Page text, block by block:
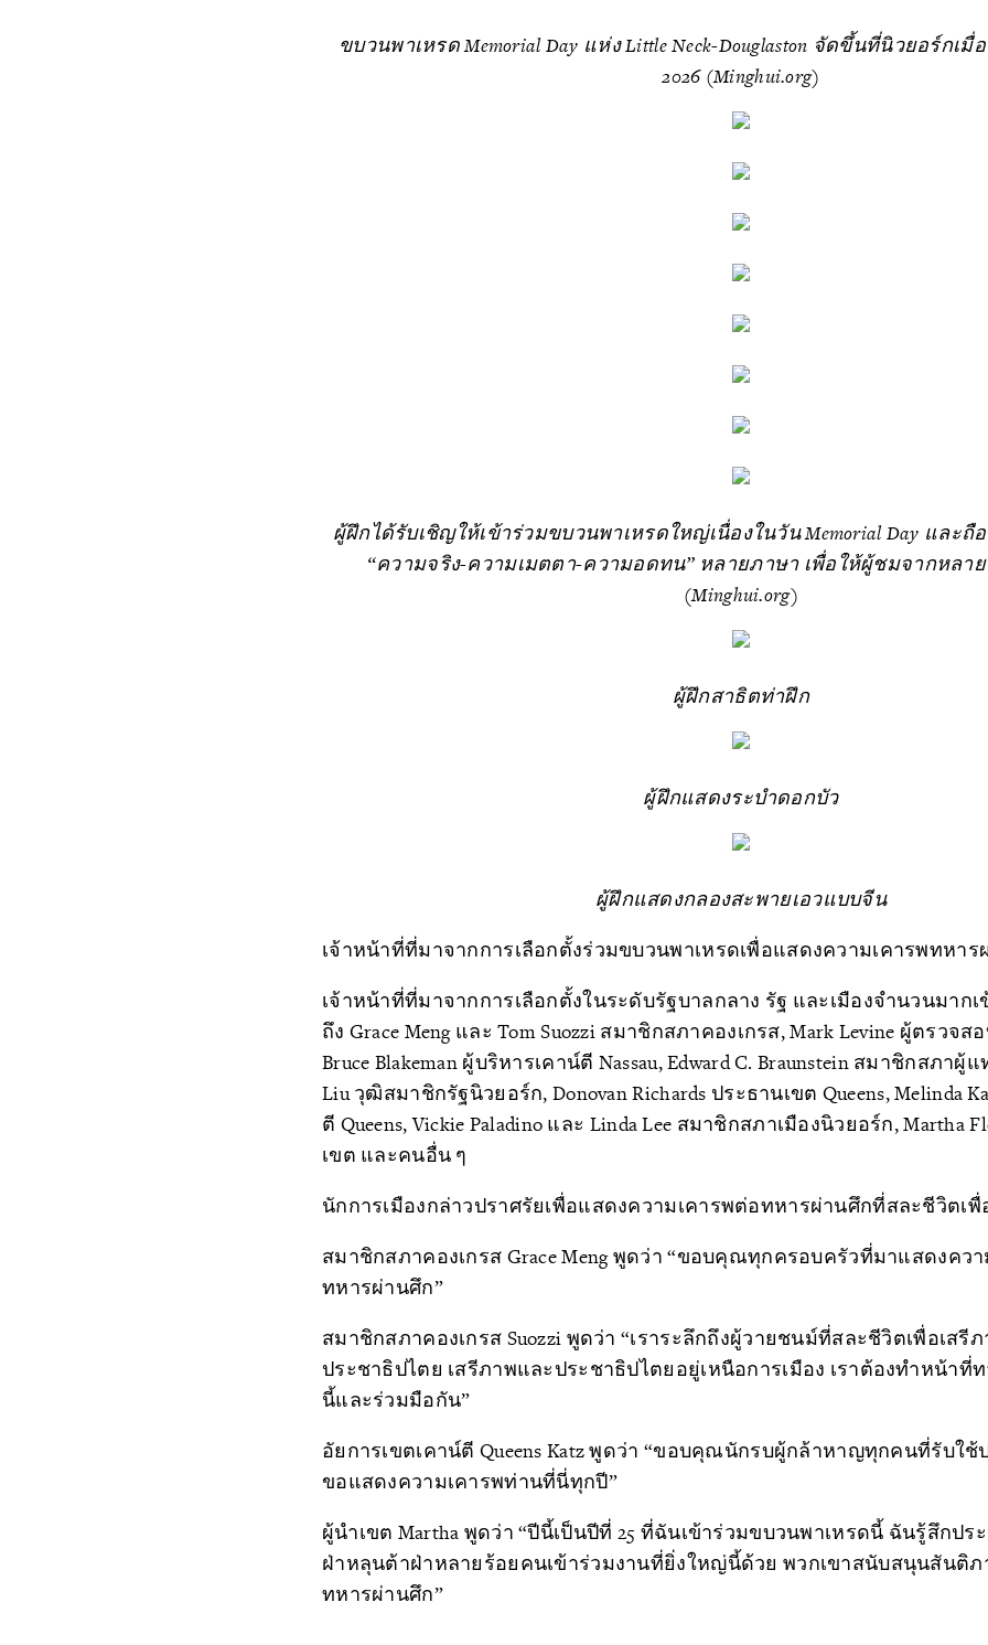
ขบวนพาเหรด Memorial Day แห่ง Little Neck-Douglaston จัดขึ้นที่นิวยอร์กเ
2026 (Minghui.org)
ผู้ฝึกได้รับเชิญให้เข้าร่วมขบวนพาเหรดใหญ่เนื่องในวัน Memorial Day และ
“ความจริง-ความเมตตา-ความอดทน” หลายภาษา เพื่อให้ผู้ชมจากหลา
(Minghui.org)
ผู้ฝึกสาธิตท่าฝึก
ผู้ฝึกแสดงระบำดอกบัว
ผู้ฝึกแสดงกลองสะพายเอวแบบจีน
เจ้าหน้าที่ที่มาจากการเลือกตั้งร่วมขบวนพาเหรดเพื่อแสดงความเคารพทหาร
เจ้าหน้าที่ที่มาจากการเลือกตั้งในระดับรัฐบาลกลาง รัฐ และเมืองจำนวนมาก
ถึง Grace Meng และ Tom Suozzi สมาชิกสภาคองเกรส, Mark Levine ผู้ตรว
Bruce Blakeman ผู้บริหารเคาน์ตี Nassau, Edward C. Braunstein สมาชิกสภาผู้
Liu วุฒิสมาชิกรัฐนิวยอร์ก, Donovan Richards ประธานเขต Queens, Melinda
ตี Queens, Vickie Paladino และ Linda Lee สมาชิกสภาเมืองนิวยอร์ก, Martha
เขต และคนอื่น ๆ
นักการเมืองกล่าวปราศรัยเพื่อแสดงความเคารพต่อทหารผ่านศึกที่สละชีวิตเพื่
สมาชิกสภาคองเกรส Grace Meng พูดว่า “ขอบคุณทุกครอบครัวที่มาแสดงคว
ทหารผ่านศึก”
สมาชิกสภาคองเกรส Suozzi พูดว่า “เราระลึกถึงผู้วายชนม์ที่สละชีวิตเพื่อเสรี
ประชาธิปไตย เสรีภาพและประชาธิปไตยอยู่เหนือการเมือง เราต้องทำหน้าที่
นี้และร่วมมือกัน”
อัยการเขตเคาน์ตี Queens Katz พูดว่า “ขอบคุณนักรบผู้กล้าหาญทุกคนที่รับใช้ป
ขอแสดงความเคารพท่านที่นี่ทุกปี”
ผู้นำเขต Martha พูดว่า “ปีนี้เป็นปีที่ 25 ที่ฉันเข้าร่วมขบวนพาเหรดนี้ ฉันรู้สึกปร
ฝ่าหลุนต้าฝ่าหลายร้อยคนเข้าร่วมงานที่ยิ่งใหญ่นี้ด้วย พวกเขาสนับสนุนสันติภ
ทหารผ่านศึก”